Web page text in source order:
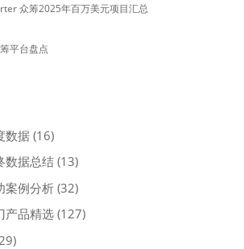
众筹2025年百万美元项目汇总
平台盘点
数据(16)
数据总结(13)
案例分析(32)
产品精选(127)